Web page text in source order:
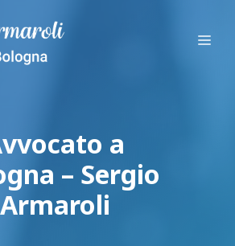
a
– Sergio
Armaroli